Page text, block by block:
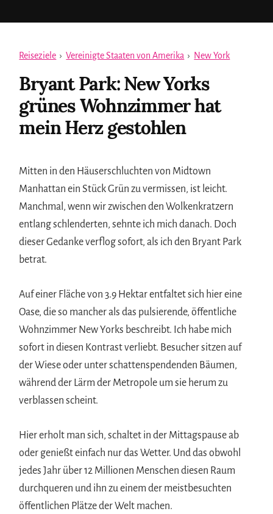
Reiseziele › Vereinigte Staaten von Amerika › New York
Bryant Park: New Yorks
grünes Wohnzimmer hat
mein Herz gestohlen
Mitten in den Häuserschluchten von Midtown
Manhattan ein Stück Grün zu vermissen, ist leicht.
Manchmal, wenn wir zwischen den Wolkenkratzern
entlang schlenderten, sehnte ich mich danach. Doch
dieser Gedanke verflog sofort, als ich den Bryant Park
betrat.
Auf einer Fläche von 3.9 Hektar entfaltet sich hier eine
Oase, die so mancher als das pulsierende, öffentliche
Wohnzimmer New Yorks beschreibt. Ich habe mich
sofort in diesen Kontrast verliebt. Besucher sitzen auf
der Wiese oder unter schattenspendenden Bäumen,
während der Lärm der Metropole um sie herum zu
verblassen scheint.
Hier erholt man sich, schaltet in der Mittagspause ab
oder genießt einfach nur das Wetter. Und das obwohl
jedes Jahr über 12 Millionen Menschen diesen Raum
durchqueren und ihn zu einem der meistbesuchten
öffentlichen Plätze der Welt machen.